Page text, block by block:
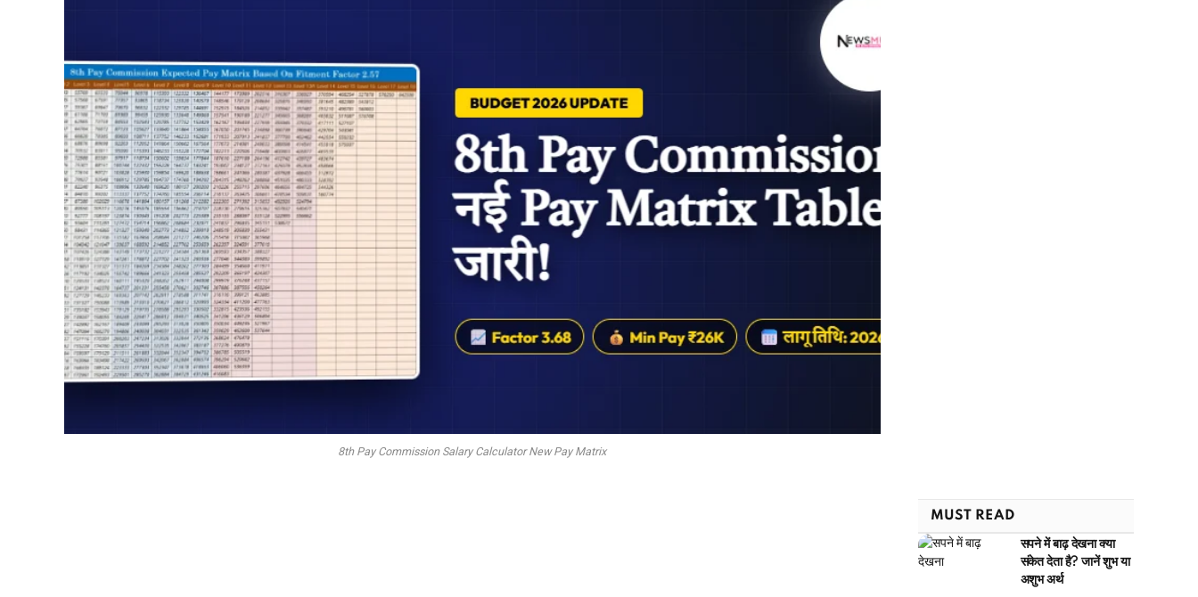
8th Pay Commission Salary Calculator New Pay Matrix
MUST READ
सपने में बाढ़ देखना क्या
संकेत देता है? जानें शुभ या
अशुभ अर्थ